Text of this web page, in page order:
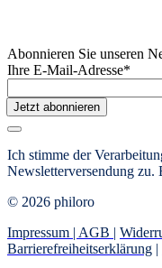
Abonnieren Sie unseren
Ihre E-Mail-Adresse*
Jetzt abonnieren
Ich stimme der
Newsletterversendung zu.
© 2026 philoro
Impressum | AGB |
Barrierefreiheitserklärung |